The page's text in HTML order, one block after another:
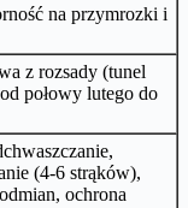
na przymrozki i
z rozsady (tunel
połowy lutego do
(4-6 strąków),
ochrona